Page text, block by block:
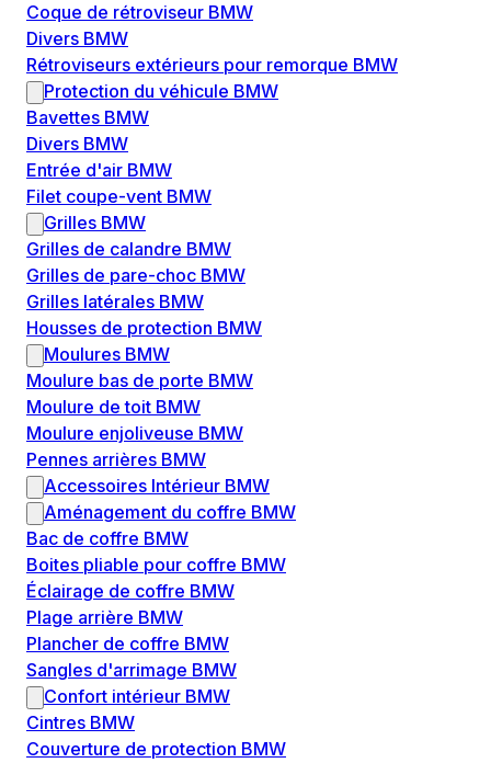
Coque de rétroviseur BMW
Divers BMW
Rétroviseurs extérieurs pour remorque BMW
Protection du véhicule BMW
Bavettes BMW
Divers BMW
Entrée d'air BMW
Filet coupe-vent BMW
Grilles BMW
Grilles de calandre BMW
Grilles de pare-choc BMW
Grilles latérales BMW
Housses de protection BMW
Moulures BMW
Moulure bas de porte BMW
Moulure de toit BMW
Moulure enjoliveuse BMW
Pennes arrières BMW
Accessoires Intérieur BMW
Aménagement du coffre BMW
Bac de coffre BMW
Boites pliable pour coffre BMW
Éclairage de coffre BMW
Plage arrière BMW
Plancher de coffre BMW
Sangles d'arrimage BMW
Confort intérieur BMW
Cintres BMW
Couverture de protection BMW